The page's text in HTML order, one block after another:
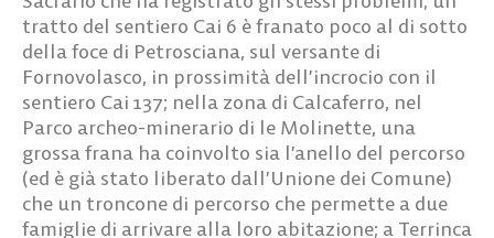
tratto del sentiero Cai 6 è franato poco al di sotto
della foce di Petrosciana, sul versante di
Fornovolasco, in prossimità dell’incrocio con il
sentiero Cai 137; nella zona di Calcaferro, nel
Parco archeo-minerario di le Molinette, una
grossa frana ha coinvolto sia l’anello del percorso
(ed è già stato liberato dall’Unione dei Comune)
che un troncone di percorso che permette a due
famiglie di arrivare alla loro abitazione; a Terrinca